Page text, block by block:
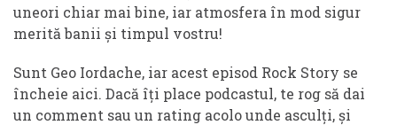
uneori chiar mai bine, iar atmosfera în mod sigur
merită banii și timpul vostru!
Sunt Geo Iordache, iar acest episod Rock Story se
încheie aici. Dacă îți place podcastul, te rog să dai
un comment sau un rating acolo unde asculți, și